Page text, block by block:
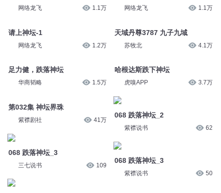
网络龙飞 1.1万
请上神坛-1
网络龙飞 1.2万
足力健，跌落神坛
华商韬略 1.5万
第032集 神坛界珠
紫襟剧社 41万
068 跌落神坛_3
三七说书 109
网络龙飞 1.1万
天域丹尊3787 九子九域
苏牧北 4.1万
哈根达斯跌下神坛
虎嗅APP 3.7万
068 跌落神坛_2
紫襟说书 62
068 跌落神坛_3
紫襟说书 50